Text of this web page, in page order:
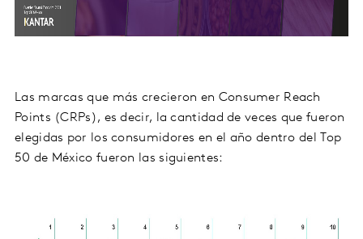
Las marcas que más crecieron en Consumer Reach
Points (CRPs), es decir, la cantidad de veces que fueron
elegidas por los consumidores en el año dentro del Top
50 de México fueron las siguientes: